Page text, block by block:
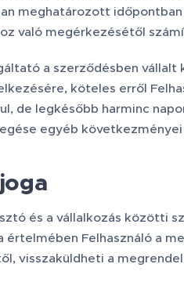
meghatározott
való megérkezésétől
a szerződésben
köteles erről
de legkésőbb harminc
egyéb következményei
és a vállalkozás közötti
értelmében Felhasználó a
visszaküldheti a